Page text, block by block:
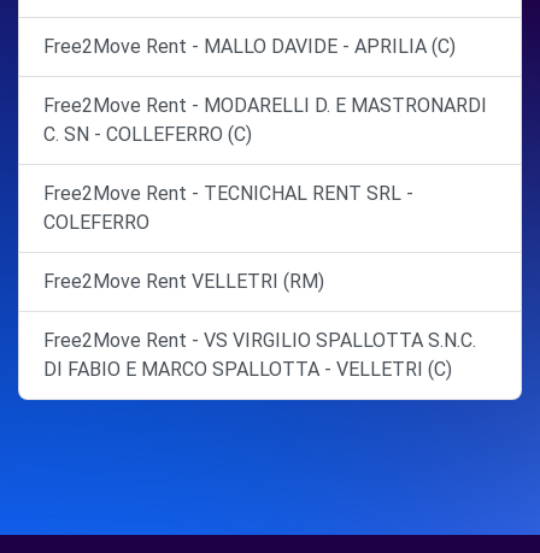
Free2Move Rent - MALLO DAVIDE - APRILIA (C)
Free2Move Rent - MODARELLI D. E MASTRONARDI
C. SN - COLLEFERRO (C)
Free2Move Rent - TECNICHAL RENT SRL -
COLEFERRO
Free2Move Rent VELLETRI (RM)
Free2Move Rent - VS VIRGILIO SPALLOTTA S.N.C.
DI FABIO E MARCO SPALLOTTA - VELLETRI (C)